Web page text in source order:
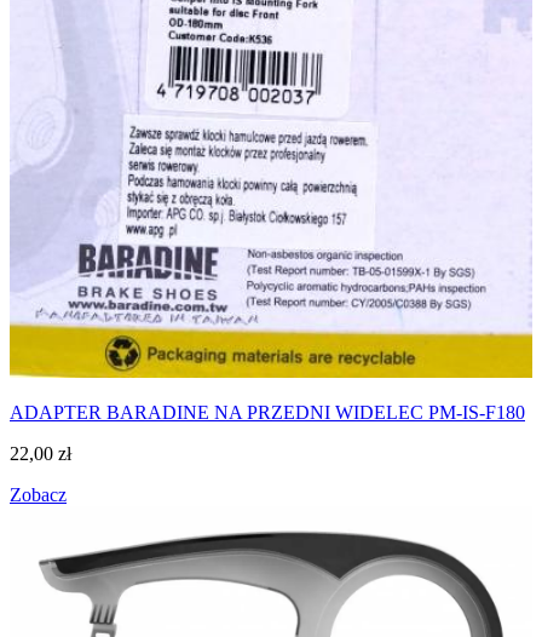
ADAPTER BARADINE NA PRZEDNI WIDELEC PM-IS-F180
22,00 zł
Zobacz